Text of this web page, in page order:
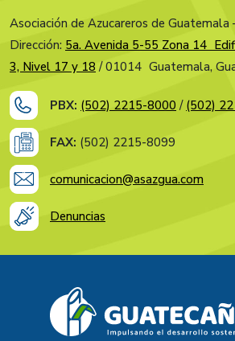
Asociación de Azucareros de Guatemala
Dirección: 5a. Avenida 5-55 Zona 14
3, Nivel 17 y 18 / 01014 Guatemala,
PBX: (502) 2215-8000 / (502)
FAX: (502) 2215-8099
comunicacion@asazgua.com
Denuncias